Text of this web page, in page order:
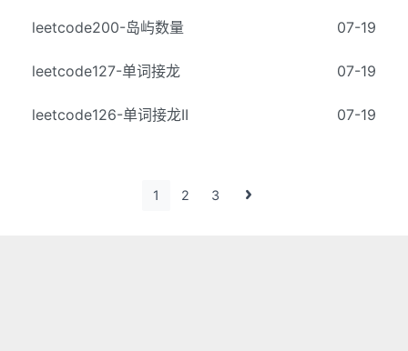
leetcode200-岛屿数量 07-19
leetcode127-单词接龙 07-19
leetcode126-单词接龙II 07-19
1 2 3